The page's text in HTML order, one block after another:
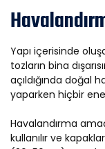
Yapı içerisinde
tozların bina
açıldığında doğal
yaparken hiçbir
Havalandırma
kullanılır ve